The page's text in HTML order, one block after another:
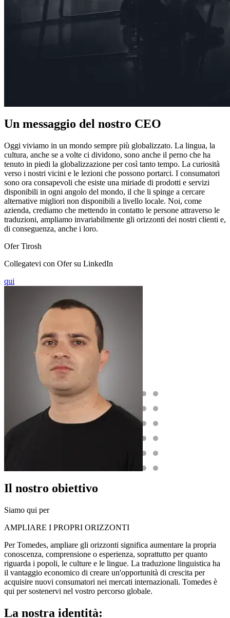
Un messaggio del nostro CEO
Oggi viviamo in un mondo sempre più globalizzato. La lingua, la
cultura, anche se a volte ci dividono, sono anche il perno che ha
tenuto in piedi la globalizzazione per così tanto tempo. La curiosità
verso i nostri vicini e le lezioni che possono portarci. I consumatori
sono ora consapevoli che esiste una miriade di prodotti e servizi
disponibili in ogni angolo del mondo, il che li spinge a cercare
alternative migliori non disponibili a livello locale. Noi, come
azienda, crediamo che mettendo in contatto le persone attraverso le
traduzioni, ampliamo invariabilmente gli orizzonti dei nostri clienti e,
di conseguenza, anche i loro.
Ofer Tirosh
Collegatevi con Ofer su LinkedIn
qui
Il nostro obiettivo
Siamo qui per
AMPLIARE I PROPRI ORIZZONTI
Per Tomedes, ampliare gli orizzonti significa aumentare la propria
conoscenza, comprensione o esperienza, soprattutto per quanto
riguarda i popoli, le culture e le lingue. La traduzione linguistica ha
il vantaggio economico di creare un'opportunità di crescita per
acquisire nuovi consumatori nei mercati internazionali. Tomedes è
qui per sostenervi nel vostro percorso globale.
La nostra identità: